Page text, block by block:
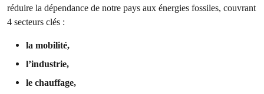
réduire la dépendance de notre pays aux énergies fossiles, couvrant
4 secteurs clés :
la mobilité,
l’industrie,
le chauffage,